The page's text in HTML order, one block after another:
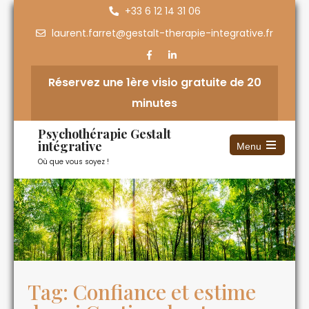
+33 6 12 14 31 06
laurent.farret@gestalt-therapie-integrative.fr
Réservez une 1ère visio gratuite de 20
minutes
Psychothérapie Gestalt
intégrative
Où que vous soyez !
Menu
Tag: Confiance et estime